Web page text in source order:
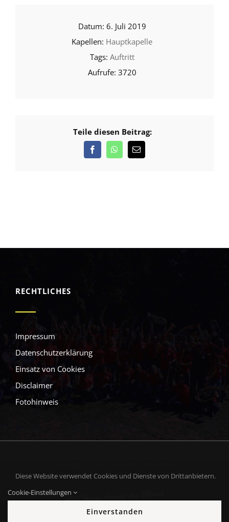
6. Juli 2019
Hauptkapelle
Auftritt
3720
Teile diesen Beitrag:
RECHTLICHES
Impressum
Datenschutzerklärung
Einsatz von Cookies
Disclaimer
Fotohinweis
Diese Website verwendet Cookies und Dienste von Drittanbietern.
Cookie-Einstellungen
Einverstanden